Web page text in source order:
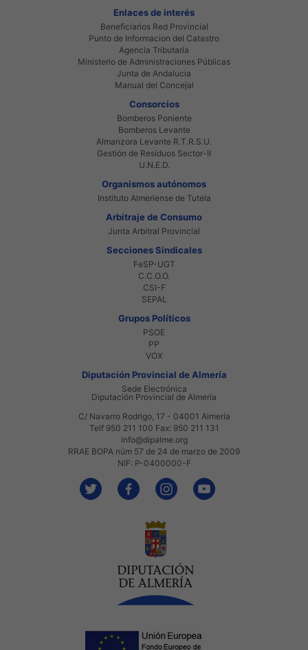
Enlaces de interés
Beneficiarios Red Provincial
Punto de Informacion del Catastro
Agencia Tributaria
Ministerio de Administraciones Públicas
Junta de Andalucia
Manual del Concejal
Consorcios
Bomberos Poniente
Bomberos Levante
Almanzora Levante R.T.R.S.U.
Gestión de Residuos Sector-II
U.N.E.D.
Organismos autónomos
Instituto Almeriense de Tutela
Arbitraje de Consumo
Junta Arbitral Provincial
Secciones Sindicales
FeSP-UGT
C.C.O.O.
CSI-F
SEPAL
Grupos Políticos
PSOE
PP
VOX
Diputación Provincial de Almería
Sede Electrónica
Diputación Provincial de Almería
C/ Navarro Rodrigo, 17 - 04001 Almería
Telf 950 211 100 Fax: 950 211 131
info@dipalme.org
RRAE BOPA núm 57 de 24 de marzo de 2009
NIF: P-0400000-F